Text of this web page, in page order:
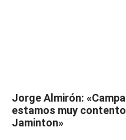
Jorge Almirón:
estamos muy
Jaminton»